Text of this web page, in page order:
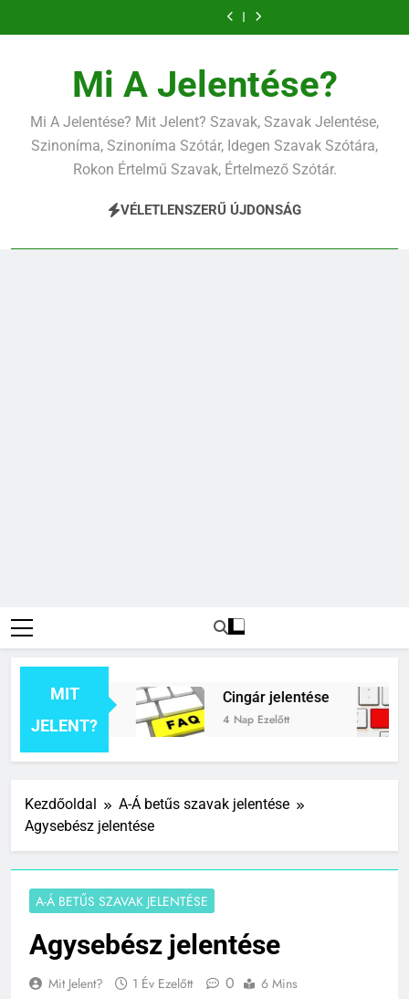
a
Mi A Jelentése?
Mi A Jelentése? Mit Jelent? Szavak, Szavak Jelentése,
Szinoníma, Szinoníma Szótár, Idegen Szavak Szótára,
Rokon Értelmű Szavak, Értelmező Szótár.
VÉLETLENSZERŰ ÚJDONSÁG
MIT
JELENT?
jelentése Cingár jelentése
4 Nap Ezelőtt
Kezdőoldal
A-Á betűs szavak jelentése
Agysebész jelentése
A-Á BETŰS SZAVAK JELENTÉSE
Agysebész jelentése
Mit Jelent? 1 Év Ezelőtt 0 6 Mins